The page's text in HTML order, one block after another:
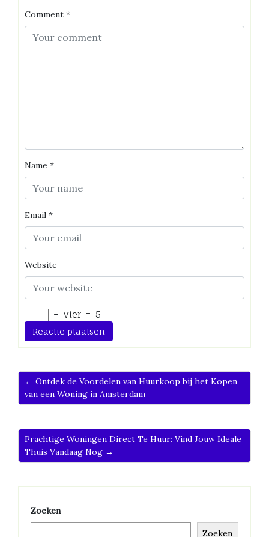
Comment *
Name *
Email *
Website
− vier = 5
← Ontdek de Voordelen van Huurkoop bij het Kopen
van een Woning in Amsterdam
Prachtige Woningen Direct Te Huur: Vind Jouw Ideale
Thuis Vandaag Nog →
Zoeken
Zoeken